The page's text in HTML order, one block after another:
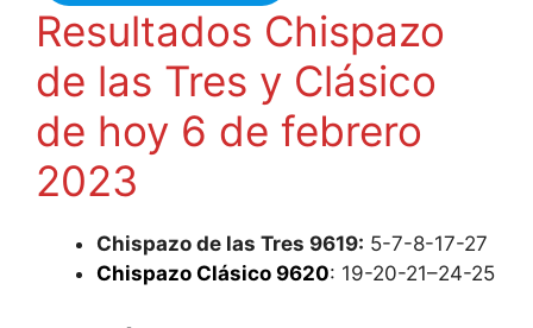
Resultados Chispazo
de las Tres y Clásico
de hoy 6 de febrero
2023
Chispazo de las Tres 9619: 5-7-8-17-27
Chispazo Clásico 9620: 19-20-21–24-25